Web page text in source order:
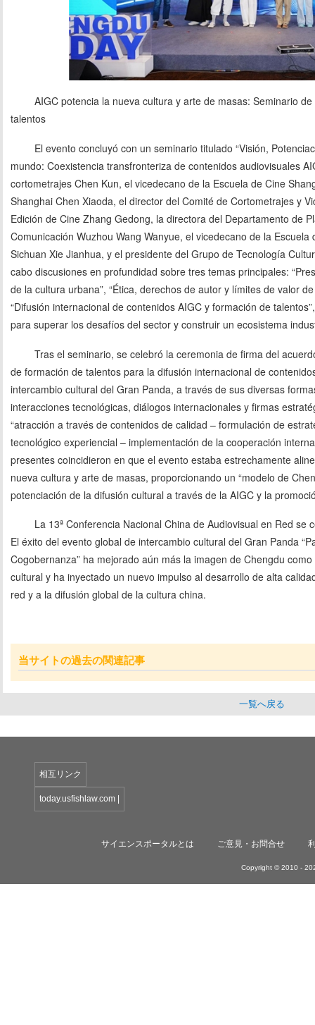
AIGC potencia la nueva cultura y arte de masas: Seminario
talentos
El evento concluyó con un seminario titulado “Visión,
mundo: Coexistencia transfronteriza de contenidos audiovisuales
cortometrajes Chen Kun, el vicedecano de la Escuela de Cine
Shanghai Chen Xiaoda, el director del Comité de Cortometrajes y
Edición de Cine Zhang Gedong, la directora del Departamento de
Comunicación Wuzhou Wang Wanyue, el vicedecano de la
Sichuan Xie Jianhua, y el presidente del Grupo de Tecnología
cabo discusiones en profundidad sobre tres temas principales:
de la cultura urbana”, “Ética, derechos de autor y límites de valor
“Difusión internacional de contenidos AIGC y formación de
para superar los desafíos del sector y construir un ecosistema
Tras el seminario, se celebró la ceremonia de firma del
de formación de talentos para la difusión internacional de
intercambio cultural del Gran Panda, a través de sus diversas
interacciones tecnológicas, diálogos internacionales y firmas
“atracción a través de contenidos de calidad – formulación de
tecnológico experiencial – implementación de la cooperación
presentes coincidieron en que el evento estaba estrechamente
nueva cultura y arte de masas, proporcionando un “modelo de
potenciación de la difusión cultural a través de la AIGC y la
La 13ª Conferencia Nacional China de Audiovisual en Red
El éxito del evento global de intercambio cultural del Gran Panda
Cogobernanza” ha mejorado aún más la imagen de Chengdu
cultural y ha inyectado un nuevo impulso al desarrollo de alta
red y a la difusión global de la cultura china.
当サイトの過去の関連記事
一覧へ戻る
相互リンク
today.usfishlaw.com
サイエンスポータルとは ご意見・お問合せ
Copyright © 2010 -